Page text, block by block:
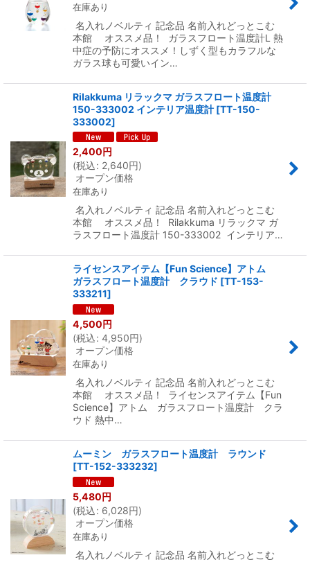
在庫あり
名入れノベルティ 記念品 名前入れどっとこむ
本館 オススメ品！ ガラスフロート温度計L 熱
中症の予防にオススメ！しずく型もカラフルな
ガラス球も可愛いイン…
Rilakkuma リラックマ ガラスフロート温度計
150-333002 インテリア温度計 [TT-150-
333002]
2,400円
(税込: 2,640円)
オープン価格
在庫あり
名入れノベルティ 記念品 名前入れどっとこむ
本館 オススメ品！ Rilakkuma リラックマ ガ
ラスフロート温度計 150-333002 インテリア…
ライセンスアイテム【Fun Science】アトム
ガラスフロート温度計 クラウド [TT-153-
333211]
4,500円
(税込: 4,950円)
オープン価格
在庫あり
名入れノベルティ 記念品 名前入れどっとこむ
本館 オススメ品！ ライセンスアイテム【Fun
Science】アトム ガラスフロート温度計 クラ
ウド 熱中…
ムーミン ガラスフロート温度計 ラウンド
[TT-152-333232]
5,480円
(税込: 6,028円)
オープン価格
在庫あり
名入れノベルティ 記念品 名前入れどっとこむ